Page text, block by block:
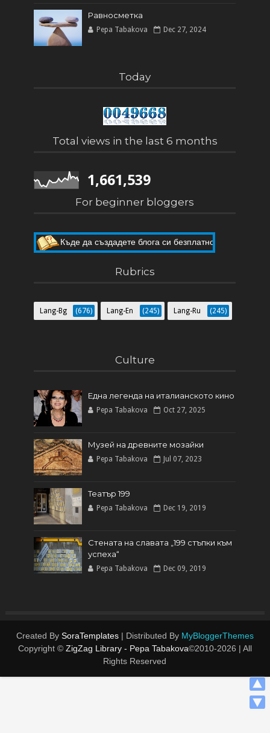
Равносметка
Pepa Tabakova Dec 27, 2024
Today
Total views in the last 6 months
1,661,539
For beginner bloggers
Къде да създадете блога си безплатно
Rubrics
Lang-Bg (676) Lang-En (245) Lang-Ru (245)
Culture
Една легенда на италианското кинo
Pepa Tabakova Oct 27, 2025
Музей на древните мозайки
Pepa Tabakova Jul 07, 2023
Театър 199
Pepa Tabakova Dec 19, 2019
Стената на славата „199 стъпки към
успеха“
Pepa Tabakova Dec 09, 2019
Created By SoraTemplates| Distributed By MyBloggerThemes
Copyright © ZigZag Library - Pepa Tabakova©2010-2026 | All
Rights Reserved